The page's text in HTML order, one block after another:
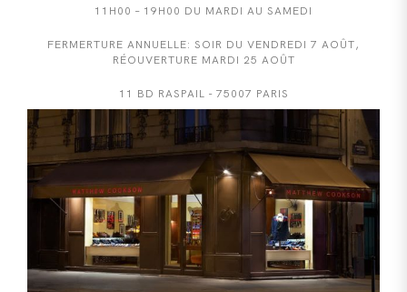
11H00 – 19H00 DU MARDI AU SAMEDI
FERMERTURE ANNUELLE: SOIR DU VENDREDI 7 AOÛT,
RÉOUVERTURE MARDI 25 AOÛT
11 BD RASPAIL - 75007 PARIS